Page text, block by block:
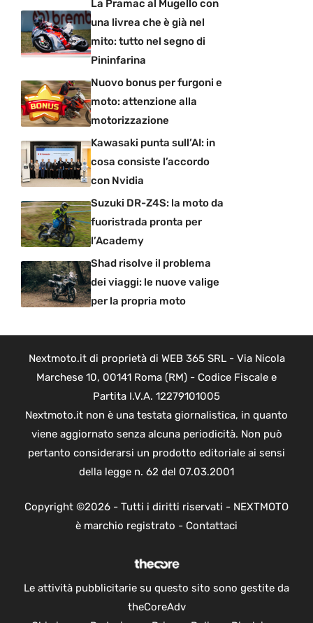
La Pramac al Mugello con
una livrea che è già nel
mito: tutto nel segno di
Pininfarina
Nuovo bonus per furgoni e
moto: attenzione alla
motorizzazione
Kawasaki punta sull’AI: in
cosa consiste l’accordo
con Nvidia
Suzuki DR-Z4S: la moto da
fuoristrada pronta per
l’Academy
Shad risolve il problema
dei viaggi: le nuove valige
per la propria moto
Nextmoto.it di proprietà di WEB 365 SRL - Via Nicola
Marchese 10, 00141 Roma (RM) - Codice Fiscale e
Partita I.V.A. 12279101005
Nextmoto.it non è una testata giornalistica, in quanto
viene aggiornato senza alcuna periodicità. Non può
pertanto considerarsi un prodotto editoriale ai sensi
della legge n. 62 del 07.03.2001
Copyright ©2026 - Tutti i diritti riservati - NEXTMOTO
è marchio registrato - Contattaci
Le attività pubblicitarie su questo sito sono gestite da
theCoreAdv